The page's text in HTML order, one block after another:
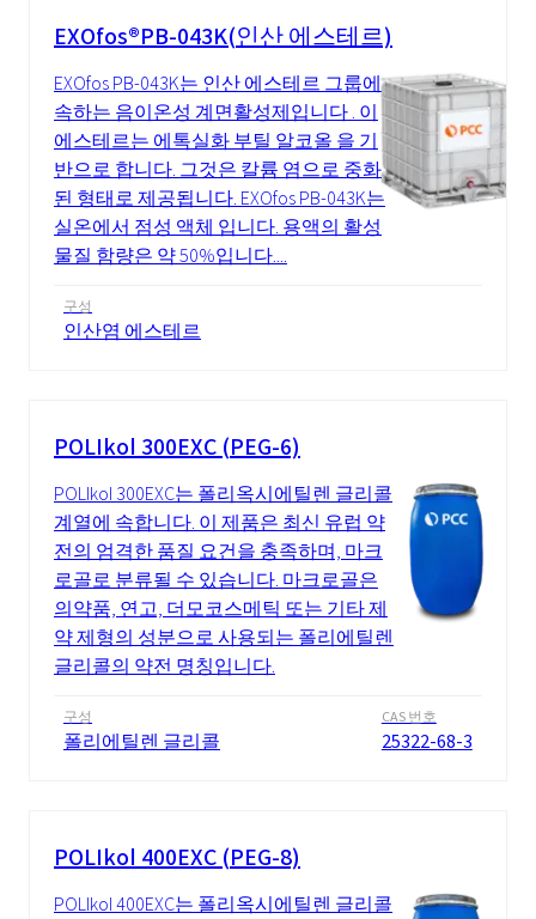
EXOfos®PB-043K(인산 에스테르)
EXOfos PB-043K는 인산 에스테르 그룹에
속하는 음이온성 계면활성제입니다 . 이
에스테르는 에톡실화 부틸 알코올 을 기
반으로 합니다. 그것은 칼륨 염으로 중화
된 형태로 제공됩니다. EXOfos PB-043K는
실온에서 점성 액체 입니다. 용액의 활성
물질 함량은 약 50%입니다....
구성
인산염 에스테르
POLIkol 300EXC (PEG-6)
POLIkol 300EXC는 폴리옥시에틸렌 글리콜
계열에 속합니다. 이 제품은 최신 유럽 약
전의 엄격한 품질 요건을 충족하며, 마크
로골로 분류될 수 있습니다. 마크로골은
의약품, 연고, 더모코스메틱 또는 기타 제
약 제형의 성분으로 사용되는 폴리에틸렌
글리콜의 약전 명칭입니다.
구성
폴리에틸렌 글리콜
CAS 번호
25322-68-3
POLIkol 400EXC (PEG-8)
POLIkol 400EXC는 폴리옥시에틸렌 글리콜